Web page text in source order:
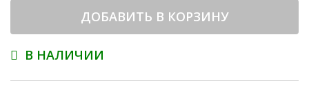
ДОБАВИТЬ В КОРЗИНУ
В НАЛИЧИИ